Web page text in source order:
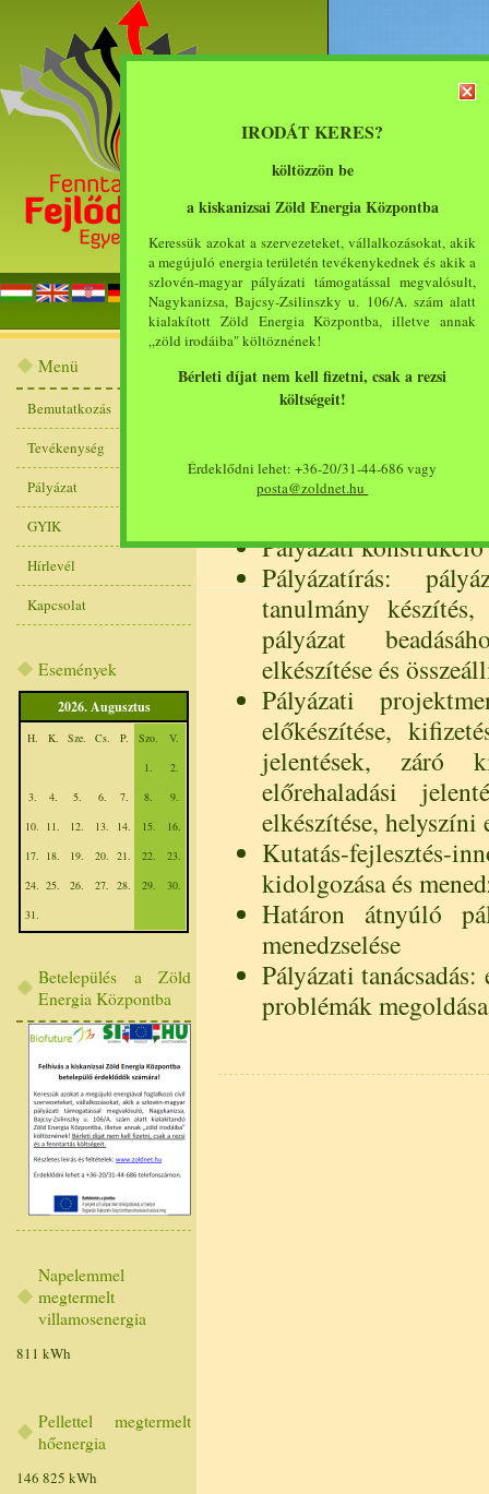
IRODÁT KERES?
költözzön be
a kiskanizsai Zöld Energia Központba
Keressük azokat a szervezeteket, vállalkozásokat, akik
a megújuló energia területén tevékenykednek és akik a
szlovén-magyar pályázati támogatással megvalósult,
Nagykanizsa, Bajcsy-Zsilinszky u. 106/A. szám alatt
kialakított Zöld Energia Központba, illetve annak
„zöld irodáiba" költöznének!
Bérleti díjat nem kell fizetni, csak a rezsi
költségeit!
Érdeklődni lehet: +36-20/31-44-686 vagy
posta@zoldnet.hu
főoldal
Menü
Bemutatkozás
Tevékenység
Pályázat
GYIK
Hírlevél
Kapcsolat
Események
2026. Augusztus
H. K. Sze. Cs. P. Szo.
V.
1.
2.
3.
4. 5. 6. 7. 8.
9.
10. 11. 12. 13. 14. 15.
16.
17. 18. 19. 20. 21. 22.
23.
24. 25. 26. 27. 28. 29.
30.
31.
Betelepülés a Zöld
Energia Központba
Napelemmel
megtermelt
villamosenergia
811 kWh
Pellettel megtermelt
hőenergia
146 825 kWh
Pályázati
feltérképezése
Pályázatfigyelés:
Pályázati
Pályázatírás:
tanulmány
pályázat
elkészítése és
Pályázati
előkészítése,
jelentések, záró
előrehaladási
elkészítése, helyszíni
Kutatás-
kidolgozása és
Határon átnyúló
menedzselése
Pályázati
problémák megoldása